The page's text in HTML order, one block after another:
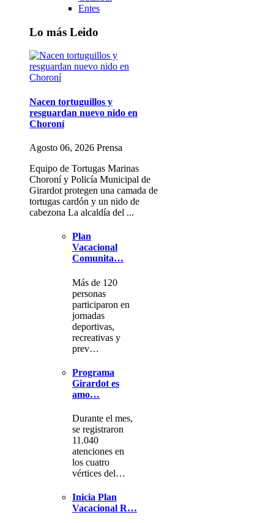
Entes
Lo más Leido
Nacen tortuguillos y
resguardan nuevo nido en
Choroní
Agosto 06, 2026 Prensa
Equipo de Tortugas Marinas
Choroní y Policía Municipal de
Girardot protegen una camada de
tortugas cardón y un nido de
cabezona La alcaldía del ...
Plan
Vacacional
Comunita…
Más de 120
personas
participaron en
jornadas
deportivas,
recreativas y
prev…
Programa
Girardot es
amo…
Durante el mes,
se registraron
11.040
atenciones en
los cuatro
vértices del…
Inicia Plan
Vacacional R…